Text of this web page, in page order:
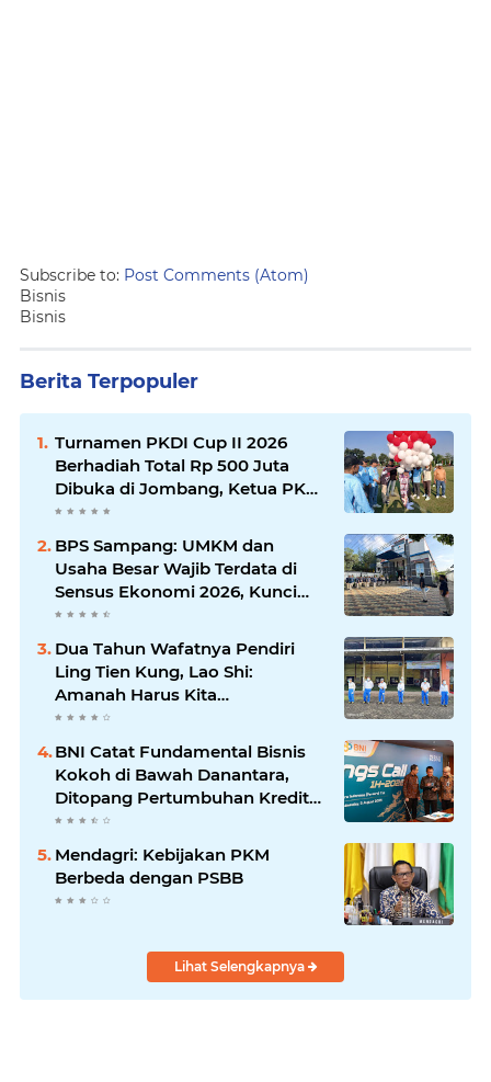
Subscribe to: Post Comments (Atom)
Bisnis
Bisnis
Berita Terpopuler
Turnamen PKDI Cup II 2026
Berhadiah Total Rp 500 Juta
Dibuka di Jombang, Ketua PKDI
Jatim Syaifullah Mahdi: Ajang
Komunikasi Antar-Kades untuk
Memajukan Desa
BPS Sampang: UMKM dan
Usaha Besar Wajib Terdata di
Sensus Ekonomi 2026, Kunci
Kebijakan Tepat Sasaran
Dua Tahun Wafatnya Pendiri
Ling Tien Kung, Lao Shi:
Amanah Harus Kita
Laksanakan!
BNI Catat Fundamental Bisnis
Kokoh di Bawah Danantara,
Ditopang Pertumbuhan Kredit
dan Kualitas Aset
Mendagri: Kebijakan PKM
Berbeda dengan PSBB
Lihat Selengkapnya